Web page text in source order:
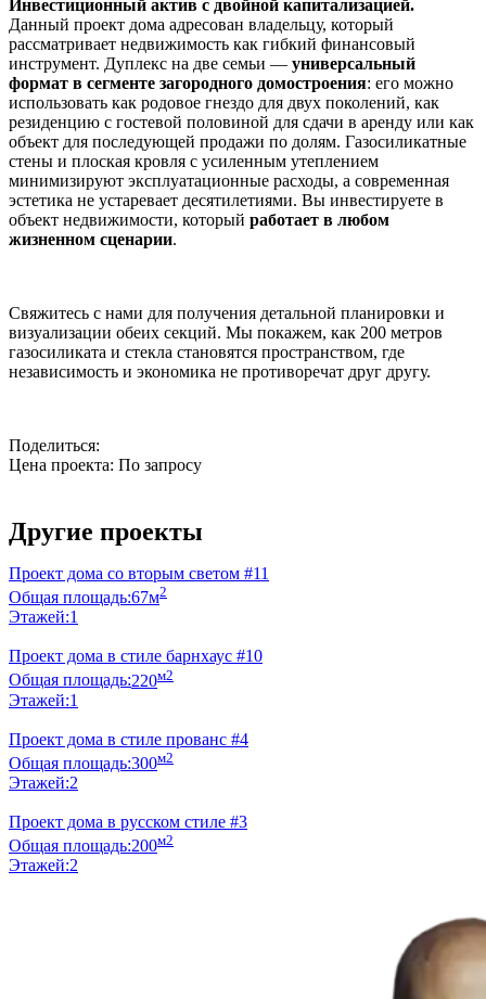
Инвестиционный актив с двойной капитализацией.
Данный проект дома адресован владельцу, который
рассматривает недвижимость как гибкий финансовый
инструмент. Дуплекс на две семьи — универсальный
формат в сегменте загородного домостроения: его можно
использовать как родовое гнездо для двух поколений, как
резиденцию с гостевой половиной для сдачи в аренду или как
объект для последующей продажи по долям. Газосиликатные
стены и плоская кровля с усиленным утеплением
минимизируют эксплуатационные расходы, а современная
эстетика не устаревает десятилетиями. Вы инвестируете в
объект недвижимости, который работает в любом
жизненном сценарии.
Свяжитесь с нами для получения детальной планировки и
визуализации обеих секций. Мы покажем, как 200 метров
газосиликата и стекла становятся пространством, где
независимость и экономика не противоречат друг другу.
Поделиться:
Цена проекта: По запросу
Другие проекты
Проект дома со вторым светом #11
Общая площадь:67м2
Этажей:1
Проект дома в стиле барнхаус #10
Общая площадь:220м2
Этажей:1
Проект дома в стиле прованс #4
Общая площадь:300м2
Этажей:2
Проект дома в русском стиле #3
Общая площадь:200м2
Этажей:2